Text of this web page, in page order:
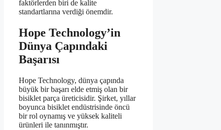
faktörlerden biri de kalite
standartlarına verdiği önemdir.
Hope Technology’in
Dünya Çapındaki
Başarısı
Hope Technology, dünya çapında
büyük bir başarı elde etmiş olan bir
bisiklet parça üreticisidir. Şirket, yıllar
boyunca bisiklet endüstrisinde öncü
bir rol oynamış ve yüksek kaliteli
ürünleri ile tanınmıştır.